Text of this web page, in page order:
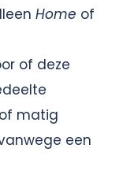
Home of
of deze
matig
een